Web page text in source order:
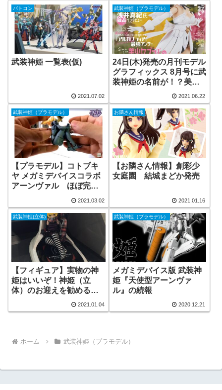
バトコン
武装神姫 一覧表(仮)
2021.07.02
武装神姫（プラモデル）
24日(木)発売の月刊モデル
グラフィックス 8月号に武
装神姫の名前が！？美少
女プラモデル勢力図解っ
てなに？
2021.06.22
武装神姫（プラモデル）
【プラモデル】コトブキ
ヤ メガミデバイスコラボ
アーンヴァル ほぼ完
ゃなくなりました
2021.03.02
お隣さん情報
【お隣さん情報】創彩少
女庭園 結城まどか発売
2021.01.16
武装神姫(立体)
【フィギュア】実物の神
姫はいいぞ！神姫（立
体）のお迎えを勧めるマ
2021.01.04
武装神姫（プラモデル）
メガミデバイス版 武装神
姫『天使型アーンヴァ
ル』の続報
2020.12.21
ホーム 武装神姫（プラモデル）